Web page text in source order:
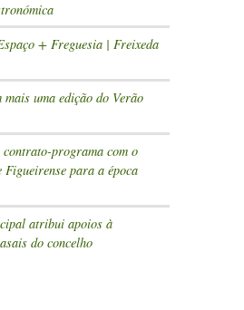
+ Freguesia | Freixeda
mais uma edição do Verão
programa com o
para a época
atribui apoios à
do concelho